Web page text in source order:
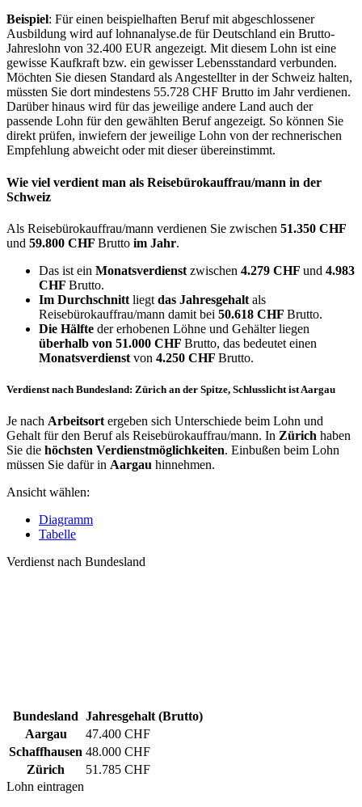
Beispiel: Für einen beispielhaften Beruf mit abgeschlossener
Ausbildung wird auf lohnanalyse.de für Deutschland ein Brutto-
Jahreslohn von 32.400 EUR angezeigt. Mit diesem Lohn ist eine
gewisse Kaufkraft bzw. ein gewisser Lebensstandard verbunden.
Möchten Sie diesen Standard als Angestellter in der Schweiz halten,
müssten Sie dort mindestens 55.728 CHF Brutto im Jahr verdienen.
Darüber hinaus wird für das jeweilige andere Land auch der
passende Lohn für den gewählten Beruf angezeigt. So können Sie
direkt prüfen, inwiefern der jeweilige Lohn von der rechnerischen
Empfehlung abweicht oder mit dieser übereinstimmt.
Wie viel verdient man als Reisebürokauffrau/mann in der
Schweiz
Als Reisebürokauffrau/mann verdienen Sie zwischen 51.350 CHF
und 59.800 CHF Brutto im Jahr.
Das ist ein Monatsverdienst zwischen 4.279 CHF und 4.983
CHF Brutto.
Im Durchschnitt liegt das Jahresgehalt als
Reisebürokauffrau/mann damit bei 50.618 CHF Brutto.
Die Hälfte der erhobenen Löhne und Gehälter liegen
überhalb von 51.000 CHF Brutto, das bedeutet einen
Monatsverdienst von 4.250 CHF Brutto.
Verdienst nach Bundesland: Zürich an der Spitze, Schlusslicht ist Aargau
Je nach Arbeitsort ergeben sich Unterschiede beim Lohn und
Gehalt für den Beruf als Reisebürokauffrau/mann. In Zürich haben
Sie die höchsten Verdienstmöglichkeiten. Einbußen beim Lohn
müssen Sie dafür in Aargau hinnehmen.
Ansicht wählen:
Diagramm
Tabelle
Verdienst nach Bundesland
Bundesland Jahresgehalt (Brutto)
Aargau
47.400 CHF
Schaffhausen 48.000 CHF
Zürich
51.785 CHF
Lohn eintragen